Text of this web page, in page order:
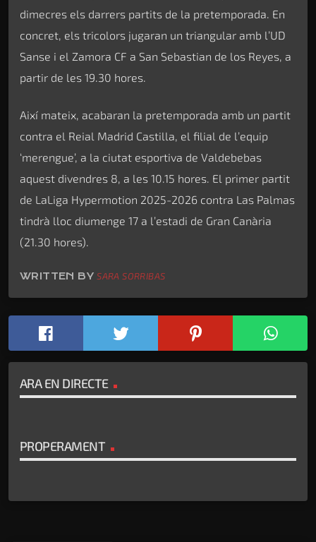
dimecres els darrers partits de la pretemporada. En
concret, els tricolors jugaran un triangular amb l’UD
Sanse i el Zamora CF a San Sebastian de los Reyes, a
partir de les 19.30 hores.
Així mateix, acabaran la pretemporada amb un partit
contra el Reial Madrid Castilla, el filial de l’equip
‘merengue’, a la ciutat esportiva de Valdebebas
aquest divendres 8, a les 10.15 hores. El primer partit
de LaLiga Hypermotion 2025-2026 contra Las Palmas
tindrà lloc diumenge 17 a l’estadi de Gran Canària
(21.30 hores).
WRITTEN BY SARA SORRIBAS
ARA EN DIRECTE
PROPERAMENT